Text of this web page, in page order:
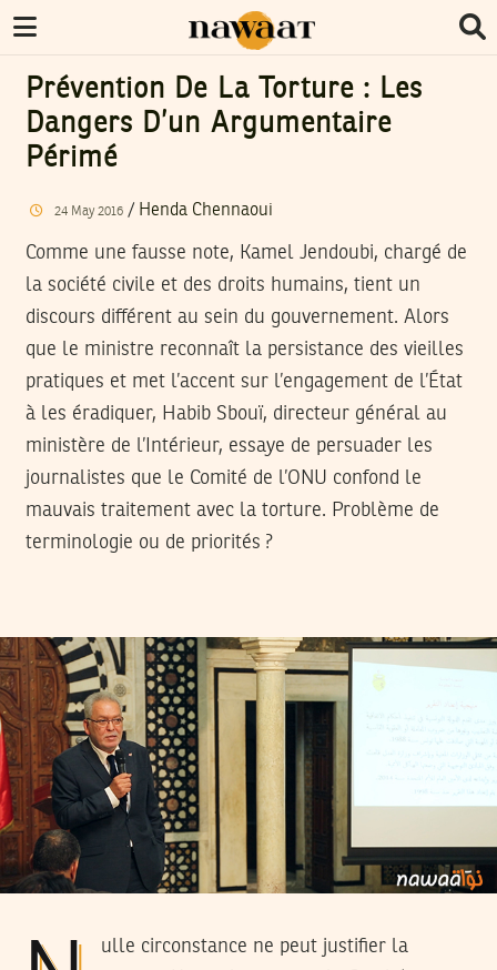
Prévention De La Torture : Les
Dangers D’un Argumentaire
Périmé
24 May 2016/ Henda Chennaoui
Comme une fausse note, Kamel Jendoubi, chargé de
la société civile et des droits humains, tient un
discours différent au sein du gouvernement. Alors
que le ministre reconnaît la persistance des vieilles
pratiques et met l’accent sur l’engagement de l’État
à les éradiquer, Habib Sbouï, directeur général au
ministère de l’Intérieur, essaye de persuader les
journalistes que le Comité de l’ONU confond le
mauvais traitement avec la torture. Problème de
terminologie ou de priorités ?